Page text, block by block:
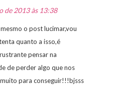
de 2013 às 13:38
o post lucimar,vou
quanto a isso,é
pensar na
de perder algo que nos
para conseguir!!!bjsss